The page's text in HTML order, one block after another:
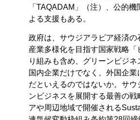
「TAQADAM」（注）、公的
よる支援もある。
政府は、サウジアラビア経済の
産業多様化を目指す国家戦略「
り組みも含め、グリーンビジネ
国内企業だけでなく、外国企業
だといえるのではないか。サウ
ンビジネスを展開する最善の
アや周辺地域で開催される